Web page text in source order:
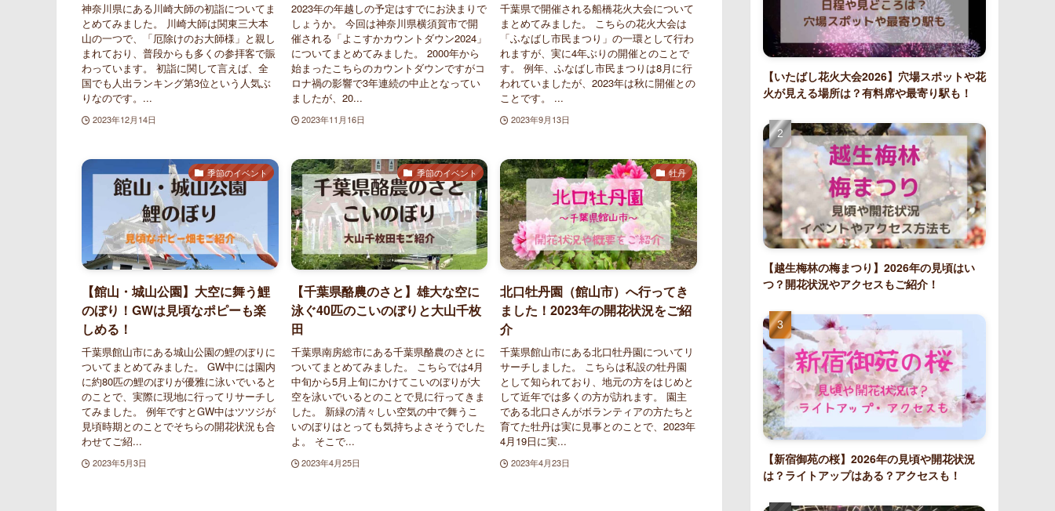
神奈川県にある川崎大師の初詣についてま
とめてみました。 川崎大師は関東三大本
山の一つで、「厄除けのお大師様」と親し
まれており、普段からも多くの参拝客で賑
わっています。 初詣に関して言えば、全
国でも人出ランキング第3位という人気ぶ
りなのです。...
2023年12月14日
2023年の年越しの予定はすでにお決まりで
しょうか。 今回は神奈川県横須賀市で開
催される「よこすかカウントダウン2024」
についてまとめてみました。 2000年から
始まったこちらのカウントダウンですがコ
ロナ禍の影響で3年連続の中止となってい
ましたが、20...
2023年11月16日
千葉県で開催される船橋花火大会について
まとめてみました。 こちらの花火大会は
「ふなばし市民まつり」の一環として行わ
れますが、実に4年ぶりの開催とのことで
す。 例年、ふなばし市民まつりは8月に行
われていましたが、2023年は秋に開催との
ことです。 ...
2023年9月13日
季節のイベント
【館山・城山公園】大空に舞う鯉
のぼり！GWは見頃なポピーも楽
しめる！
千葉県館山市にある城山公園の鯉のぼりに
ついてまとめてみました。 GW中には園内
に約80匹の鯉のぼりが優雅に泳いでいると
のことで、実際に現地に行ってリサーチし
てみました。 例年ですとGW中はツツジが
見頃時期とのことでそちらの開花状況も合
わせてご紹...
2023年5月3日
季節のイベント
【千葉県酪農のさと】雄大な空に
泳ぐ40匹のこいのぼりと大山千枚
田
千葉県南房総市にある千葉県酪農のさとに
ついてまとめてみました。 こちらでは4月
中旬から5月上旬にかけてこいのぼりが大
空を泳いでいるとのことで見に行ってきま
した。 新緑の清々しい空気の中で舞うこ
いのぼりはとっても気持ちよさそうでした
よ。 そこで...
2023年4月25日
牡丹
北口牡丹園（館山市）へ行ってき
ました！2023年の開花状況をご紹
介
千葉県館山市にある北口牡丹園についてリ
サーチしました。 こちらは私設の牡丹園
として知られており、地元の方をはじめと
して近年では多くの方が訪れます。 園主
である北口さんがボランティアの方たちと
育てた牡丹は実に見事とのことで、2023年
4月19日に実...
2023年4月23日
【いたばし花火大会2026】穴場スポットや花
火が見える場所は？有料席や最寄り駅も！
【越生梅林の梅まつり】2026年の見頃はい
つ？開花状況やアクセスもご紹介！
【新宿御苑の桜】2026年の見頃や開花状況
は？ライトアップはある？アクセスも！